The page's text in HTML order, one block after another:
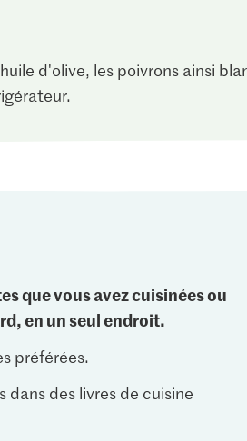
d'olive, les poivrons ainsi
que vous avez cuisinées ou
en un seul endroit.
préférées.
dans des livres de cuisine